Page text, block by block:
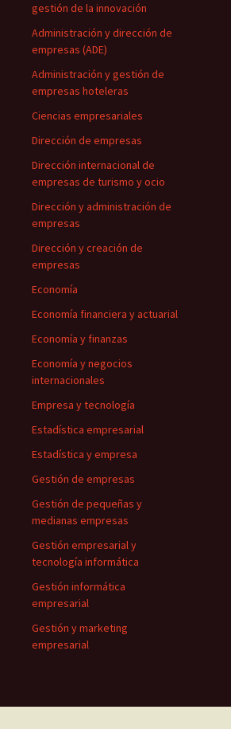
gestión de la innovación
Administración y dirección de
empresas (ADE)
Administración y gestión de
empresas hoteleras
Ciencias empresariales
Dirección de empresas
Dirección internacional de
empresas de turismo y ocio
Dirección y administración de
empresas
Dirección y creación de
empresas
Economía
Economía financiera y actuarial
Economía y finanzas
Economía y negocios
internacionales
Empresa y tecnología
Estadística empresarial
Estadística y empresa
Gestión de empresas
Gestión de pequeñas y
medianas empresas
Gestión empresarial y
tecnología informática
Gestión informática
empresarial
Gestión y marketing
empresarial